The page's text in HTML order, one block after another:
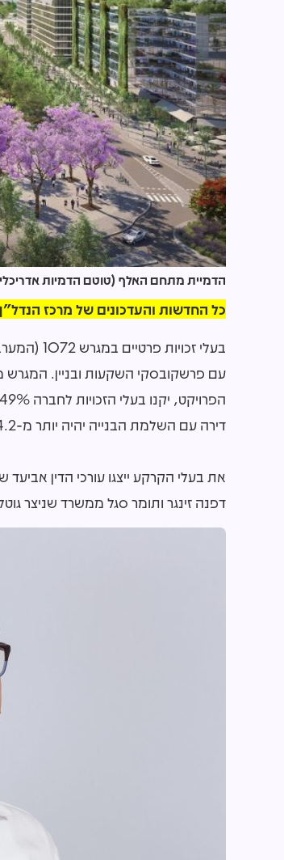
הדמיית מתחם האלף (טוטם הדמיות
כל החדשות והעדכונים של מרכז
בעלי
דירה עם השלמת הבנייה יהיה יותר מ-4.2 מיליון שקל, כך ששווי העסקה כולה הוא יותר מ-320 מיליון שקל.
את בעלי הקרקע ייצגו עורכי הדין
דפנה זינגר ותומר סגל ממשרד שניצר